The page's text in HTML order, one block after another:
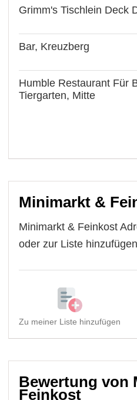
Grimm's Tischlein Deck
Bar, Kreuzberg
Humble Restaurant Für
Tiergarten, Mitte
Minimarkt &
Minimarkt & Feinkost
oder zur Liste
Zu meiner Liste hinzufügen
Bewertung von
Feinkost